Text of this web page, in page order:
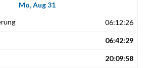
Mo, Aug 31
06:12:26
06:42:29
20:09:58